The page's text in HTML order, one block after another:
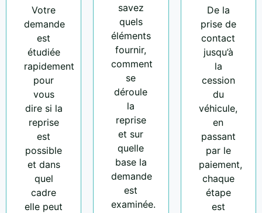
Votre
demande
est
étudiée
rapidement
pour
vous
dire si la
reprise
est
possible
et dans
quel
cadre
elle peut
savez
quels
éléments
fournir,
comment
se
déroule
la
reprise
et sur
quelle
base la
demande
est
examinée.
De la
prise de
contact
jusqu’à
la
cession
du
véhicule,
en
passant
par le
paiement,
chaque
étape
est